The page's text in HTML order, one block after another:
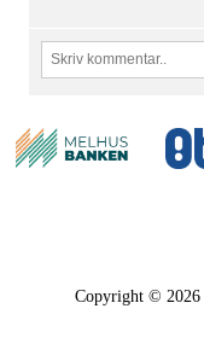
Copyright © 2026